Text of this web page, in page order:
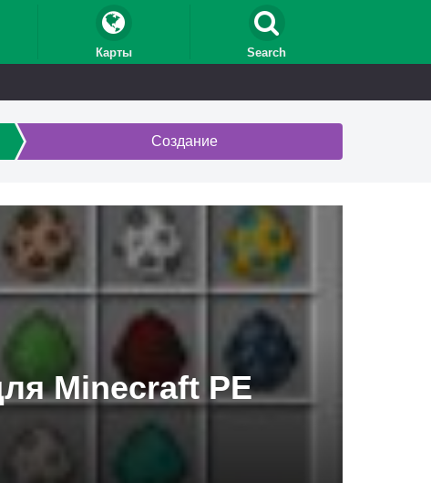
Карты Search
Создание
Minecraft PE